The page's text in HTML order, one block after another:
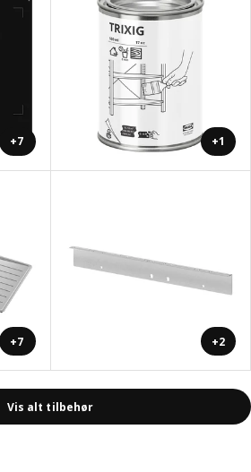
+7 +1
+7 +2
Vis alt tilbehør